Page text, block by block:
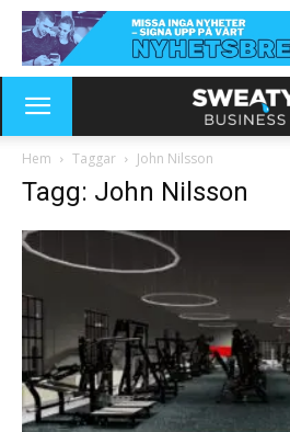
Hem Taggar John Nilsson
Tagg: John Nilsson